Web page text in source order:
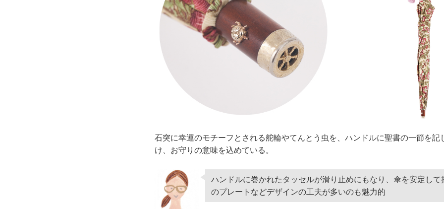
石突に幸運のモチーフとされる舵輪やてんとう虫を、ハンドルに聖書の一節を記
け、お守りの意味を込めている。
ハンドルに巻かれたタッセルが滑り止めにもなり、傘を安定して
のプレートなどデザインの工夫が多いのも魅力的